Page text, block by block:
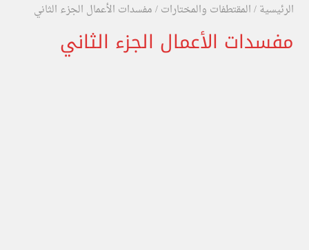
الرئيسية/المقتطفات والمختارات/مفسدات الأعمال الجزء الثاني
مفسدات الأعمال الجزء الثاني